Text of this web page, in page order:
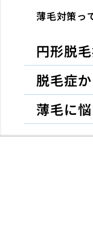
薄毛対策っ
円形脱
脱毛症
薄毛に